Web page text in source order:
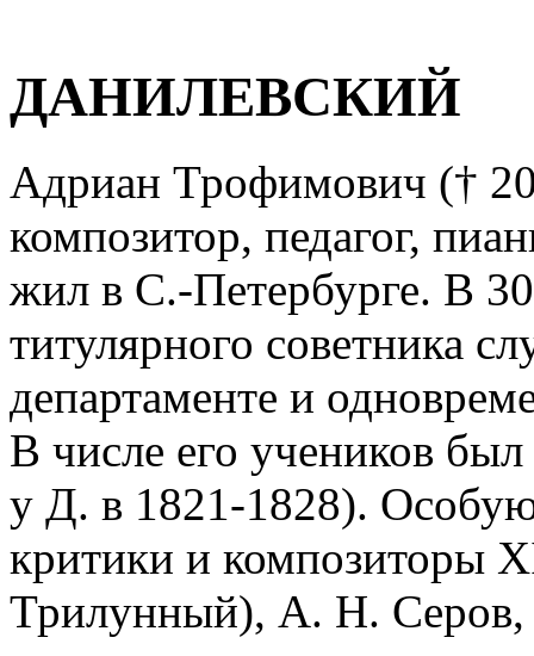
ДАНИЛЕВСКИЙ
Адриан Трофимович (†
композитор, педагог,
жил в С.-Петербурге. В
титулярного советника
департаменте и
В числе его учеников
у Д. в 1821-1828).
критики и композиторы
Трилунный), А. Н.